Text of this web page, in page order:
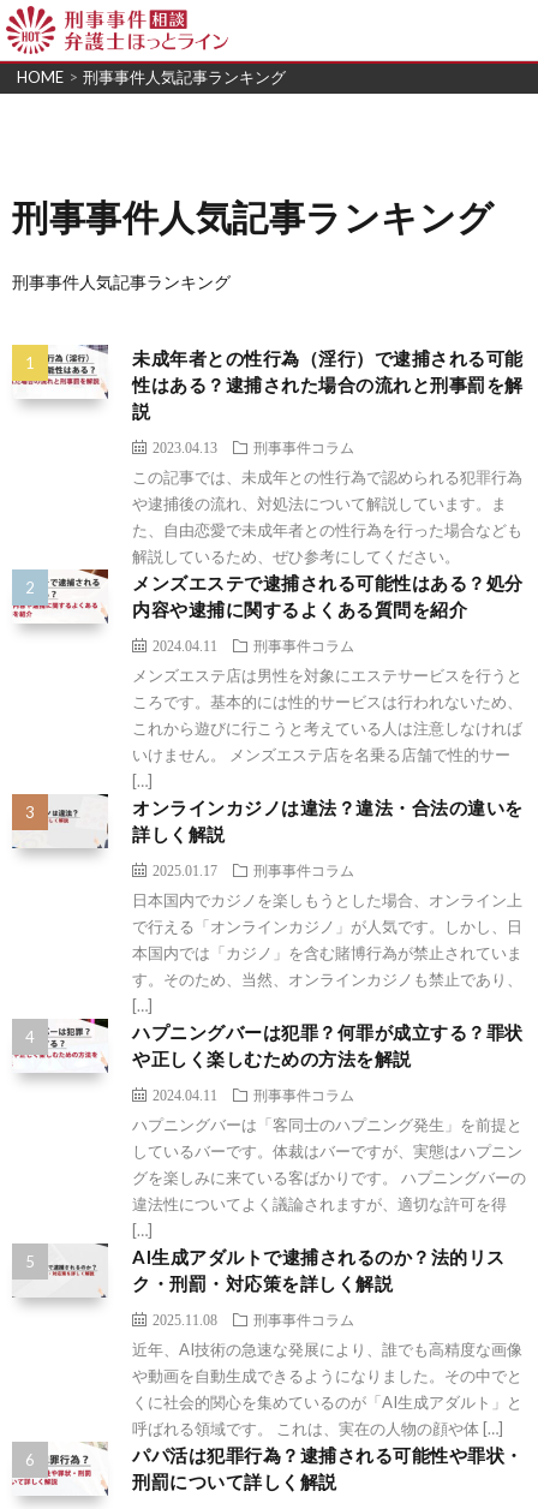
HOME > 刑事事件人気記事ランキング
刑事事件人気記事ランキング
刑事事件人気記事ランキング
未成年者との性行為（淫行）で逮捕される可能
性はある？逮捕された場合の流れと刑事罰を解
説
2023.04.13 刑事事件コラム
この記事では、未成年との性行為で認められる犯罪行為
や逮捕後の流れ、対処法について解説しています。ま
た、自由恋愛で未成年者との性行為を行った場合なども
解説しているため、ぜひ参考にしてください。
メンズエステで逮捕される可能性はある？処分
内容や逮捕に関するよくある質問を紹介
2024.04.11 刑事事件コラム
メンズエステ店は男性を対象にエステサービスを行うと
ころです。基本的には性的サービスは行われないため、
これから遊びに行こうと考えている人は注意しなければ
いけません。 メンズエステ店を名乗る店舗で性的サー
[…]
オンラインカジノは違法？違法・合法の違いを
詳しく解説
2025.01.17 刑事事件コラム
日本国内でカジノを楽しもうとした場合、オンライン上
で行える「オンラインカジノ」が人気です。しかし、日
本国内では「カジノ」を含む賭博行為が禁止されていま
す。そのため、当然、オンラインカジノも禁止であり、
[…]
ハプニングバーは犯罪？何罪が成立する？罪状
や正しく楽しむための方法を解説
2024.04.11 刑事事件コラム
ハプニングバーは「客同士のハプニング発生」を前提と
しているバーです。体裁はバーですが、実態はハプニン
グを楽しみに来ている客ばかりです。 ハプニングバーの
違法性についてよく議論されますが、適切な許可を得
[…]
AI生成アダルトで逮捕されるのか？法的リス
ク・刑罰・対応策を詳しく解説
2025.11.08 刑事事件コラム
近年、AI技術の急速な発展により、誰でも高精度な画像
や動画を自動生成できるようになりました。その中でと
くに社会的関心を集めているのが「AI生成アダルト」と
呼ばれる領域です。 これは、実在の人物の顔や体 […]
パパ活は犯罪行為？逮捕される可能性や罪状・
刑罰について詳しく解説